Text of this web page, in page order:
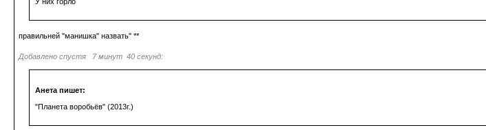
правильней "манишка" назвать" **
Добавлено спустя 7 минут 40 секунд:
Анета пишет:
"Планета воробьёв" (2013г.)